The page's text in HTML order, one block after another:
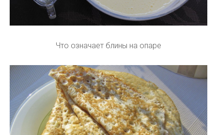
Что означает блины на опаре